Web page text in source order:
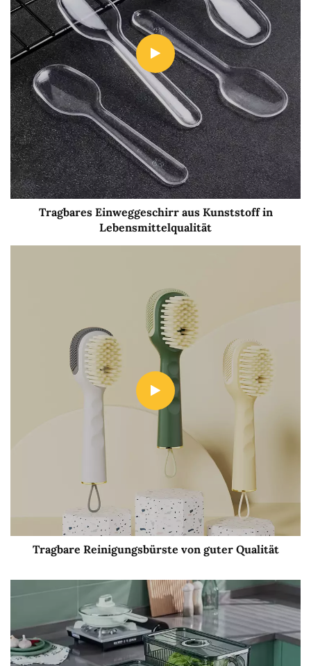
Tragbares Einweggeschirr aus Kunststoff in
Lebensmittelqualität
Tragbare Reinigungsbürste von guter Qualität